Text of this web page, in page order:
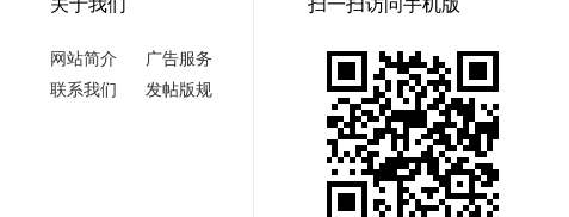
关于我们
网站简介
广告服务
联系我们
发帖版规
扫一扫访问手机版